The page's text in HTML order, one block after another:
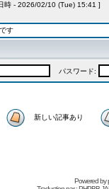
時 - 2026/02/10 (Tue) 15:41 ]
す
パスワード:
新しい記事あり
Powered by